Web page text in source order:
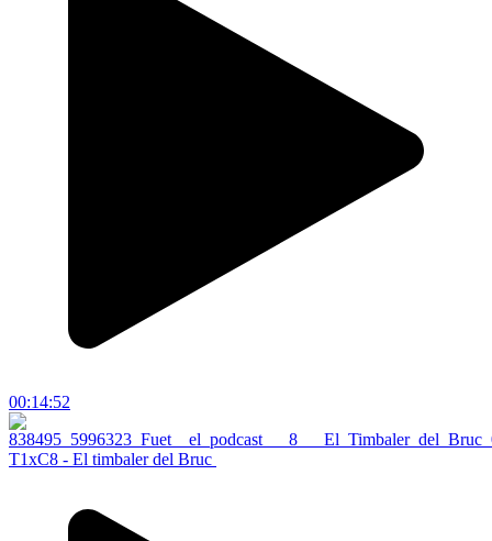
00:14:52
T1xC8 - El timbaler del Bruc